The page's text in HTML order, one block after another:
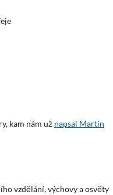
kam nám už napsal Martin
vzdělání, výchovy a osvěty